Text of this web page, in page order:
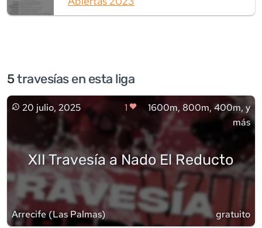
5travesíasen esta liga
20 julio, 2025 1
1600m, 800m, 400m, y
más
XII Travesía a Nado El Reducto
Arrecife(Las Palmas) gratuito